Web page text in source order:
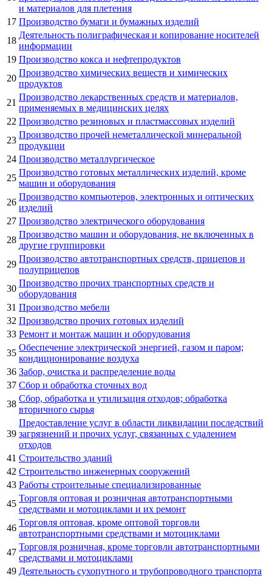
и материалов для плетения
17 Производство бумаги и бумажных изделий
18
Деятельность полиграфическая и копирование носителей
информации
19 Производство кокса и нефтепродуктов
20
Производство химических веществ и химических
продуктов
21
Производство лекарственных средств и материалов,
применяемых в медицинских целях
22 Производство резиновых и пластмассовых изделий
23
Производство прочей неметаллической минеральной
продукции
24 Производство металлургическое
25
Производство готовых металлических изделий, кроме
машин и оборудования
26
Производство компьютеров, электронных и оптических
изделий
27 Производство электрического оборудования
28
Производство машин и оборудования, не включенных в
другие группировки
29
Производство автотранспортных средств, прицепов и
полуприцепов
30
Производство прочих транспортных средств и
оборудования
31 Производство мебели
32 Производство прочих готовых изделий
33 Ремонт и монтаж машин и оборудования
35
Обеспечение электрической энергией, газом и паром;
кондиционирование воздуха
36 Забор, очистка и распределение воды
37 Сбор и обработка сточных вод
38
Сбор, обработка и утилизация отходов; обработка
вторичного сырья
39
Предоставление услуг в области ликвидации последствий
загрязнений и прочих услуг, связанных с удалением
отходов
41 Строительство зданий
42 Строительство инженерных сооружений
43 Работы строительные специализированные
45
Торговля оптовая и розничная автотранспортными
средствами и мотоциклами и их ремонт
46
Торговля оптовая, кроме оптовой торговли
автотранспортными средствами и мотоциклами
47
Торговля розничная, кроме торговли автотранспортными
средствами и мотоциклами
49 Деятельность сухопутного и трубопроводного транспорта